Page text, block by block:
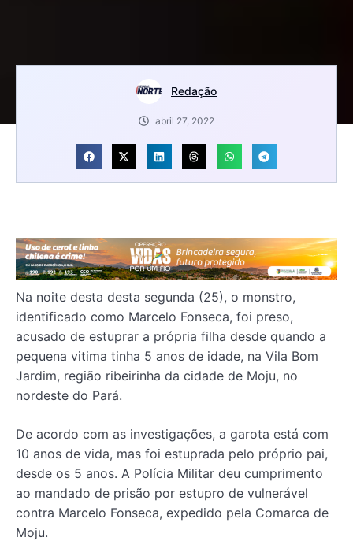
Redação
abril 27, 2022
Na noite desta desta segunda (25), o monstro,
identificado como Marcelo Fonseca, foi preso,
acusado de estuprar a própria filha desde quando a
pequena vitima tinha 5 anos de idade, na Vila Bom
Jardim, região ribeirinha da cidade de Moju, no
nordeste do Pará.
De acordo com as investigações, a garota está com
10 anos de vida, mas foi estuprada pelo próprio pai,
desde os 5 anos. A Polícia Militar deu cumprimento
ao mandado de prisão por estupro de vulnerável
contra Marcelo Fonseca, expedido pela Comarca de
Moju.